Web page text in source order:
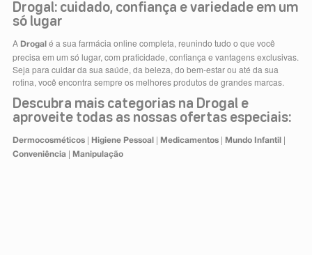
Drogal: cuidado, confiança e variedade em um
só lugar
A Drogal é a sua farmácia online completa, reunindo tudo o que você
precisa em um só lugar, com praticidade, confiança e vantagens exclusivas.
Seja para cuidar da sua saúde, da beleza, do bem-estar ou até da sua
rotina, você encontra sempre os melhores produtos de grandes marcas.
Descubra mais categorias na Drogal e
aproveite todas as nossas ofertas especiais:
Dermocosméticos| Higiene Pessoal | Medicamentos| Mundo Infantil |
Conveniência| Manipulação